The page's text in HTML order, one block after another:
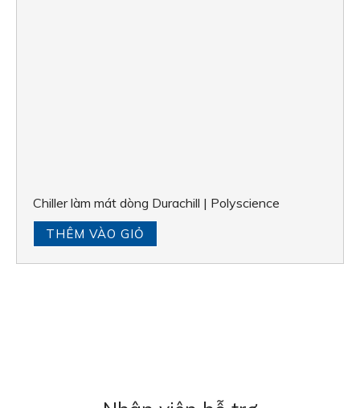
Chiller làm mát dòng Durachill | Polyscience
THÊM VÀO GIỎ